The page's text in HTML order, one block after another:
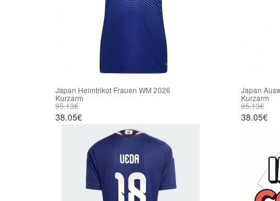
Japan Heimtrikot Frauen WM 2026
Kurzarm
95.13€
38.05€
Japan
Kurzarm
95.13€
38.05€